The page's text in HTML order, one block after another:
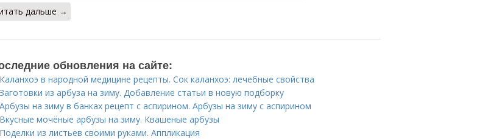
дальше →
обновления на сайте:
Каланхоэ в народной медицине рецепты. Сок каланхоэ: лечебные свойства
Заготовки из арбуза на зиму. Добавление статьи в новую подборку
Арбузы на зиму в банках рецепт с аспирином. Арбузы на зиму с аспирином
Вкусные мочёные арбузы на зиму. Квашеные арбузы
Поделки из листьев своими руками. Аппликация